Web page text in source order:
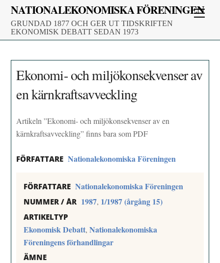
Skip
content
NATIONALEKONOMISKA FÖRENINGEN
GRUNDAD 1877 OCH GER UT TIDSKRIFTEN
EKONOMISK DEBATT SEDAN 1973
Ekonomi- och miljökonsekvenser av
en kärnkraftsavveckling
Artikeln ”Ekonomi- och miljökonsekvenser av en
kärnkraftsavveckling” finns bara som PDF
FÖRFATTARE Nationalekonomiska Föreningen
FÖRFATTARE Nationalekonomiska Föreningen
NUMMER / ÅR 1987, 1/1987 (årgång 15)
ARTIKELTYP
Ekonomisk Debatt,Nationalekonomiska
Föreningens förhandlingar
ÄMNE